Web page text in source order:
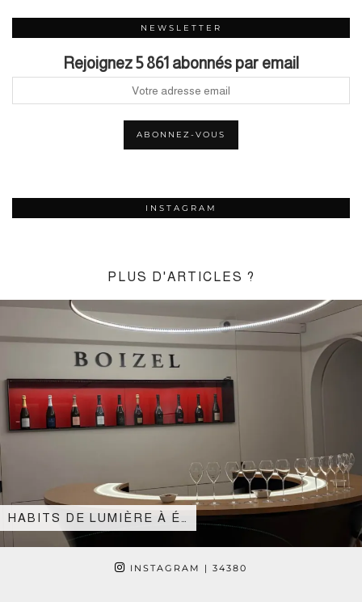
NEWSLETTER
Rejoignez 5 861 abonnés par email
INSTAGRAM
PLUS D'ARTICLES ?
HABITS DE LUMIÈRE À É…
INSTAGRAM | 34380